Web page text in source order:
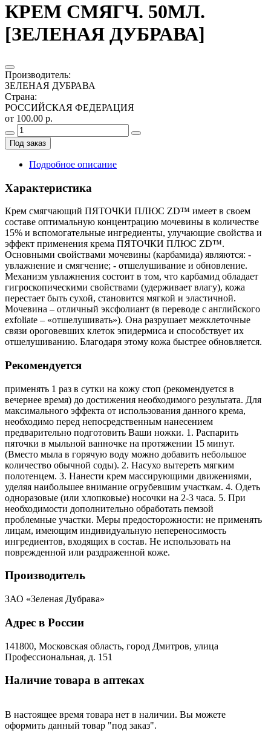
КРЕМ СМЯГЧ. 50МЛ.
[ЗЕЛЕНАЯ ДУБРАВА]
Производитель:
ЗЕЛЕНАЯ ДУБРАВА
Страна:
РОССИЙСКАЯ ФЕДЕРАЦИЯ
от 100.00 р.
Под заказ
Подробное описание
Характеристика
Крем смягчающий ПЯТОЧКИ ПЛЮС ZD™ имеет в своем
составе оптимальную концентрацию мочевины в количестве
15% и вспомогательные ингредиенты, улучающие свойства и
эффект применения крема ПЯТОЧКИ ПЛЮС ZD™.
Основными свойствами мочевины (карбамида) являются: -
увлажнение и смягчение; - отшелушивание и обновление.
Механизм увлажнения состоит в том, что карбамид обладает
гигроскопическими свойствами (удерживает влагу), кожа
перестает быть сухой, становится мягкой и эластичной.
Мочевина – отличный эксфолиант (в переводе с английского
exfoliate – «отшелушивать»). Она разрушает межклеточные
связи ороговевших клеток эпидермиса и способствует их
отшелушиванию. Благодаря этому кожа быстрее обновляется.
Рекомендуется
применять 1 раз в сутки на кожу стоп (рекомендуется в
вечернее время) до достижения необходимого результата. Для
максимального эффекта от использования данного крема,
необходимо перед непосредственным нанесением
предварительно подготовить Ваши ножки. 1. Распарить
пяточки в мыльной ванночке на протяжении 15 минут.
(Вместо мыла в горячую воду можно добавить небольшое
количество обычной соды). 2. Насухо вытереть мягким
полотенцем. 3. Нанести крем массирующими движениями,
уделяя наибольшее внимание огрубевшим участкам. 4. Одеть
одноразовые (или хлопковые) носочки на 2-3 часа. 5. При
необходимости дополнительно обработать пемзой
проблемные участки. Меры предосторожности: не применять
лицам, имеющим индивидуальную непереносимость
ингредиентов, входящих в состав. Не использовать на
поврежденной или раздраженной коже.
Производитель
ЗАО «Зеленая Дубрава»
Адрес в России
141800, Московская область, город Дмитров, улица
Профессиональная, д. 151
Наличие товара в аптеках
В настоящее время товара нет в наличии. Вы можете
оформить данный товар "под заказ".